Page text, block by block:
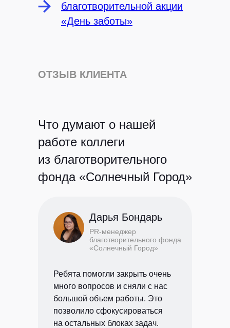
благотворительной акции
«День заботы»
ОТЗЫВ КЛИЕНТА
Что думают о нашей
работе коллеги
из благотворительного
фонда «Солнечный Город»
Ребята помогли закрыть очень
много вопросов и сняли с нас
большой объем работы. Это
позволило сфокусироваться
на остальных блоках задач.
Дарья Бондарь
PR-менеджер
благотворительного фонда
«Солнечный Город»